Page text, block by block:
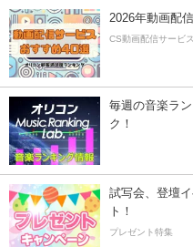
2026年動画配
CS動画配信サービ
毎週の音楽ラ
ク！
試写会、登壇
ト！
プレゼント特集